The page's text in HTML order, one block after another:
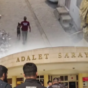
Haber Arşivi